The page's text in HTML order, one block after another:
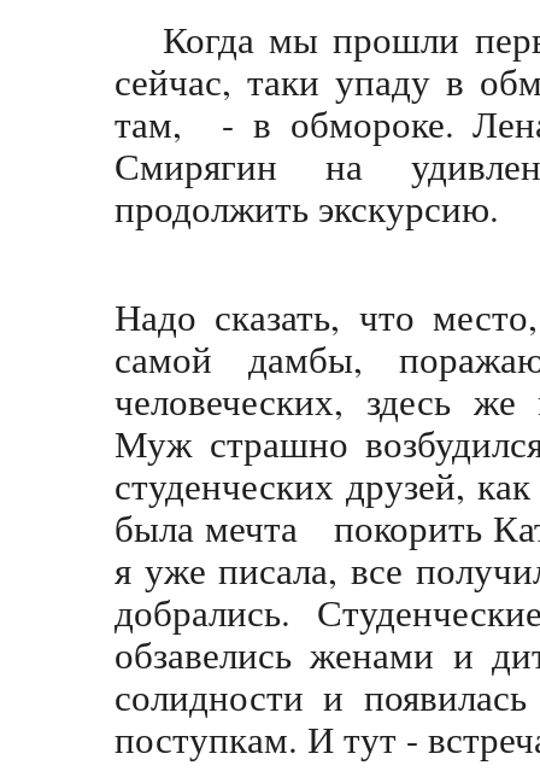
Когда мы прошли
сейчас, таки упаду в
там, - в обмороке.
Смирягин на
продолжить экскурсию.
Надо сказать, что
самой дамбы,
человеческих, здесь
Муж страшно
студенческих друзей,
была мечта покорить
я уже писала, все
добрались.
обзавелись женами и
солидности и
поступкам. И тут -